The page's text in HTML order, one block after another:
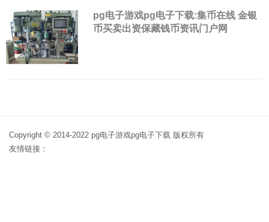
pg电子游戏pg电子下载:集币在线 金银
币买卖出资保藏钱币资讯门户网
Copyright © 2014-2022 pg电子游戏pg电子下载 版权所有
友情链接：